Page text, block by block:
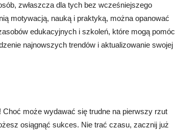
zwłaszcza dla tych bez wcześniejszego
motywacją, nauką i praktyką, można opanować
edukacyjnych i szkoleń, które mogą pomóc
najnowszych trendów i aktualizowanie swojej
może wydawać się trudne na pierwszy rzut
osiągnąć sukces. Nie trać czasu, zacznij już